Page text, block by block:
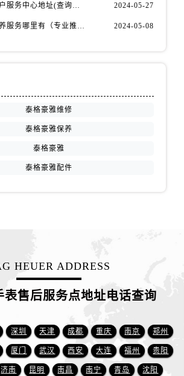
山西省太原市迎泽区迎泽街道解放路15号亨得利名表维修授权店3楼泰格豪雅售后服务中心（需提前预约）
安徽省黄山市屯溪区黄山西路泰格豪雅售后服务中心（需提前预约）
安徽省宣城市宣州区叠嶂西路泰格豪雅售后服务中心（需提前预约）
福建省南平市建阳区人民西路泰格豪雅售后服务中心（需提前预约）
福建省宁德市蕉城区天湖东路泰格豪雅售后服务中心（需提前预约）
福建省莆田市城厢区霞林街道荔华东大道泰格豪雅售后服务中心（需提前预约）
泰格豪雅手表客户服务中心地址(查询指南) 2024-05-27
泰格豪雅手表保养服务哪里有（专业推荐） 2024-05-08
泰格豪雅维修
泰格豪雅保养
泰格豪雅
泰格豪雅配件
HEUER ADDRESS
表售后服务点地址电话查询
深圳 天津 成都 重庆 南京 郑州
厦门 武汉 西安 大连 福州 贵阳
济南 昆明 南昌 南宁 青岛 沈阳